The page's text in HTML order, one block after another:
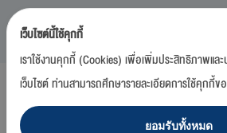
เว็บไซต์นี้ใช้คุกกี้
เราใช้งานคุกกี้ (Cookies) เพื่อเพิ่มประสิทธิภาพแล
เว็บไซต์ ท่านสามารถศึกษารายละเอียดการใช้คุกกี้ขอ
ยอมรับทั้งหมด